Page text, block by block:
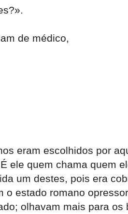
de médico,
eram escolhidos por
ele quem chama quem
um destes, pois era
estado romano
olhavam mais para